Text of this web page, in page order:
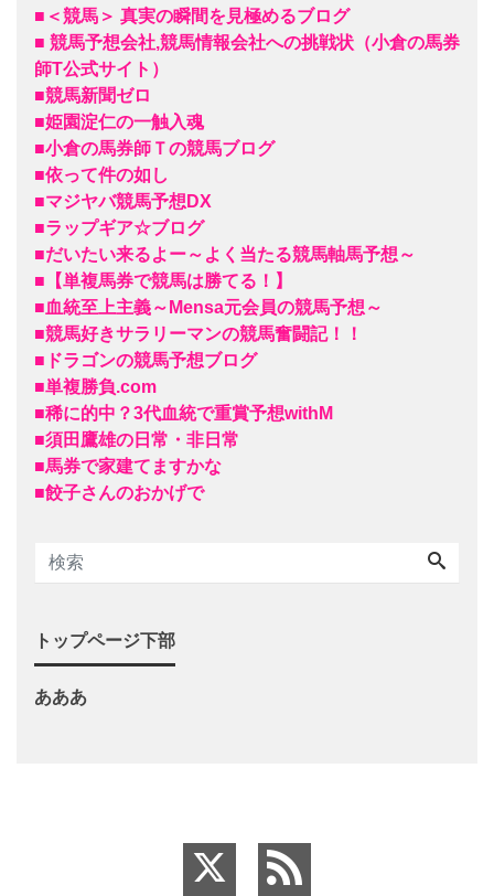
■＜競馬＞ 真実の瞬間を見極めるブログ
■ 競馬予想会社,競馬情報会社への挑戦状（小倉の馬券
師T公式サイト）
■競馬新聞ゼロ
■姫園淀仁の一触入魂
■小倉の馬券師Ｔの競馬ブログ
■依って件の如し
■マジヤバ競馬予想DX
■ラップギア☆ブログ
■だいたい来るよー～よく当たる競馬軸馬予想～
■【単複馬券で競馬は勝てる！】
■血統至上主義～Mensa元会員の競馬予想～
■競馬好きサラリーマンの競馬奮闘記！！
■ドラゴンの競馬予想ブログ
■単複勝負.com
■稀に的中？3代血統で重賞予想withM
■須田鷹雄の日常・非日常
■馬券で家建てますかな
■餃子さんのおかげで
トップページ下部
あああ